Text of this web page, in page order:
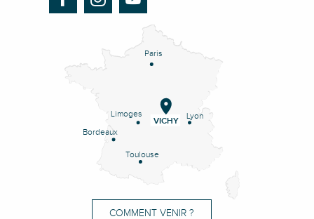
Paris
Lyon
Limoges
Bordeaux
Toulouse
VICHY
COMMENT VENIR ?